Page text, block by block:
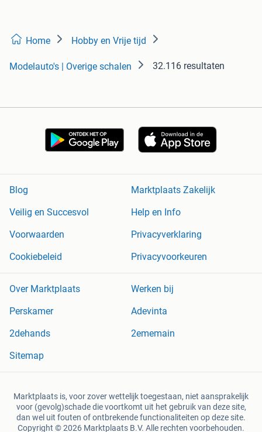
Home Hobby en Vrije tijd
Modelauto's | Overige schalen 32.116 resultaten
Blog
Marktplaats Zakelijk
Veilig en Succesvol
Help en Info
Voorwaarden
Privacyverklaring
Cookiebeleid
Privacyvoorkeuren
Over Marktplaats
Werken bij
Perskamer
Adevinta
2dehands
2ememain
Sitemap
Marktplaats is, voor zover wettelijk toegestaan, niet aansprakelijk
voor (gevolg)schade die voortkomt uit het gebruik van deze site,
dan wel uit fouten of ontbrekende functionaliteiten op deze site.
Copyright © 2026 Marktplaats B.V. Alle rechten voorbehouden.